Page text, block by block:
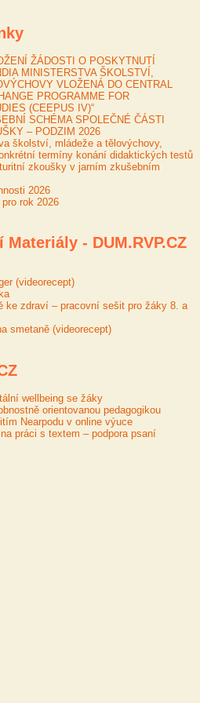
ŽÁDOSTI O POSKYTNUTÍ
MINISTERSTVA ŠKOLSTVÍ,
VLOŽENÁ DO CENTRAL
PROGRAMME FOR
(CEEPUS IV)“
SCHÉMA SPOLEČNÉ ČÁSTI
– PODZIM 2026
školství, mládeže a tělovýchovy,
termíny konání didaktických testů
zkoušky v jarním zkušebním
2026
rok 2026
- DUM.RVP.CZ
(videorecept)
ke zdraví – pracovní sešit pro žáky 8. a
smetaně (videorecept)
wellbeing se žáky
orientovanou pedagogikou
Nearpodu v online výuce
práci s textem – podpora psaní